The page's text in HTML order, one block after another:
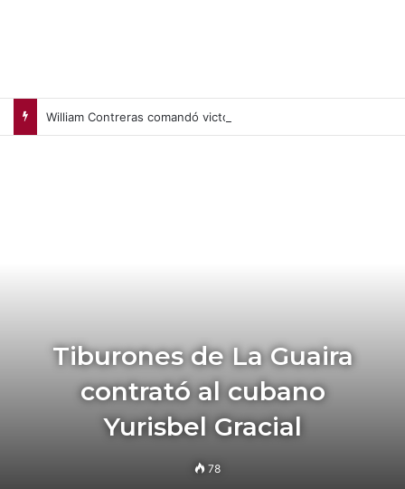
Tiburones de La Guaira
contrató al cubano
Yurisbel Gracial
78